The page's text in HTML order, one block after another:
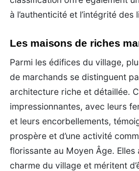
à l’authenticité et l’intégrité des
Les maisons de riches
Parmi les édifices du village,
de marchands se distinguent
architecture riche et détaillée.
impressionnantes, avec leurs
et leurs encorbellements,
prospère et d’une activité
florissante au Moyen Âge. Elles
charme du village et méritent